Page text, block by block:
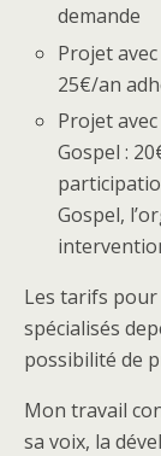
demande
Projet
25€/an
Projet
Gospel :
Gospel,
Les tarifs pour
spécialisés
possibilité de
Mon travail
sa voix, la